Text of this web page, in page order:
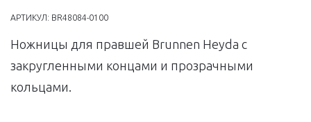
АРТИКУЛ: BR48084-0100
Ножницы для правшей Brunnen Heyda с
закругленными концами и прозрачными
кольцами.